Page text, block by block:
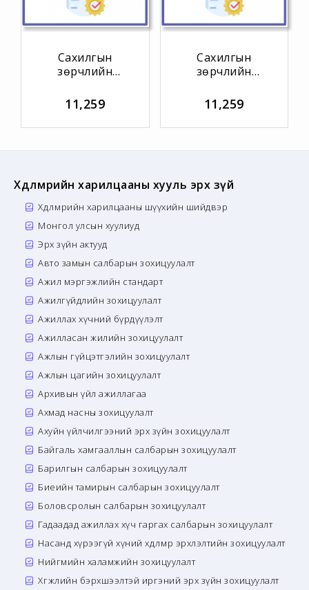
Сахилгын
зөрчлийн
бүртгэлийн
загвар
11,259
Сахилгын
зөрчлийн
хуудасны
загвар
11,259
Хөдөлмөрийн харилцааны хууль эрх зүй
Хөдөлмөрийн харилцааны шүүхийн шийдвэр
Монгол улсын хуулиуд
Эрх зүйн актууд
Авто замын салбарын зохицуулалт
Ажил мэргэжлийн стандарт
Ажилгүйдлийн зохицуулалт
Ажиллах хүчний бүрдүүлэлт
Ажилласан жилийн зохицуулалт
Ажлын гүйцэтгэлийн зохицуулалт
Ажлын цагийн зохицуулалт
Архивын үйл ажиллагаа
Ахмад насны зохицуулалт
Ахуйн үйлчилгээний эрх зүйн зохицуулалт
Байгаль хамгааллын салбарын зохицуулалт
Барилгын салбарын зохицуулалт
Биеийн тамирын салбарын зохицуулалт
Боловсролын салбарын зохицуулалт
Гадаадад ажиллах хүч гаргах салбарын зохицуулалт
Насанд хүрээгүй хүний хөдөлмөр эрхлэлтийн зохицуулалт
Нийгмийн халамжийн зохицуулалт
Хөгжлийн бэрхшээлтэй иргэний эрх зүйн зохицуулалт